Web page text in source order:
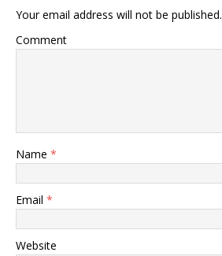
Your email address will not be published.
Comment
Name *
Email *
Website